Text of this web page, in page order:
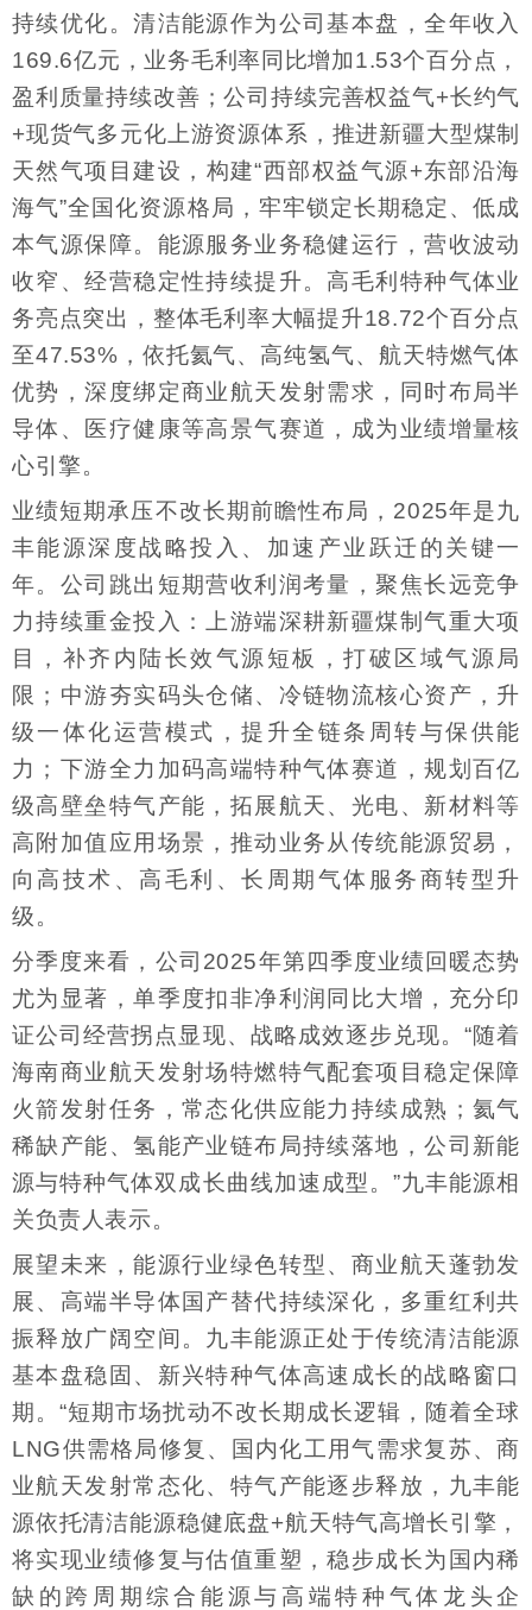
持续优化。清洁能源作为公司基本盘，全年收入
169.6亿元，业务毛利率同比增加1.53个百分点，
盈利质量持续改善；公司持续完善权益气+长约气
+现货气多元化上游资源体系，推进新疆大型煤制
天然气项目建设，构建“西部权益气源+东部沿海
海气”全国化资源格局，牢牢锁定长期稳定、低成
本气源保障。能源服务业务稳健运行，营收波动
收窄、经营稳定性持续提升。高毛利特种气体业
务亮点突出，整体毛利率大幅提升18.72个百分点
至47.53%，依托氦气、高纯氢气、航天特燃气体
优势，深度绑定商业航天发射需求，同时布局半
导体、医疗健康等高景气赛道，成为业绩增量核
心引擎。
业绩短期承压不改长期前瞻性布局，2025年是九
丰能源深度战略投入、加速产业跃迁的关键一
年。公司跳出短期营收利润考量，聚焦长远竞争
力持续重金投入：上游端深耕新疆煤制气重大项
目，补齐内陆长效气源短板，打破区域气源局
限；中游夯实码头仓储、冷链物流核心资产，升
级一体化运营模式，提升全链条周转与保供能
力；下游全力加码高端特种气体赛道，规划百亿
级高壁垒特气产能，拓展航天、光电、新材料等
高附加值应用场景，推动业务从传统能源贸易，
向高技术、高毛利、长周期气体服务商转型升
级。
分季度来看，公司2025年第四季度业绩回暖态势
尤为显著，单季度扣非净利润同比大增，充分印
证公司经营拐点显现、战略成效逐步兑现。“随着
海南商业航天发射场特燃特气配套项目稳定保障
火箭发射任务，常态化供应能力持续成熟；氦气
稀缺产能、氢能产业链布局持续落地，公司新能
源与特种气体双成长曲线加速成型。”九丰能源相
关负责人表示。
展望未来，能源行业绿色转型、商业航天蓬勃发
展、高端半导体国产替代持续深化，多重红利共
振释放广阔空间。九丰能源正处于传统清洁能源
基本盘稳固、新兴特种气体高速成长的战略窗口
期。“短期市场扰动不改长期成长逻辑，随着全球
LNG供需格局修复、国内化工用气需求复苏、商
业航天发射常态化、特气产能逐步释放，九丰能
源依托清洁能源稳健底盘+航天特气高增长引擎，
将实现业绩修复与估值重塑，稳步成长为国内稀
缺的跨周期综合能源与高端特种气体龙头企